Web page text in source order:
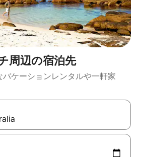
周⁠辺⁠の宿⁠泊⁠先
ケ⁠ー⁠シ⁠ョ⁠ンレ⁠ン⁠タ⁠ルや一⁠軒⁠家
ら、上下の矢印キーを使って移動するか